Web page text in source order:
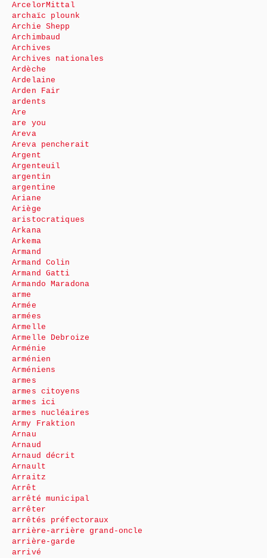
ArcelorMittal
archaïc plounk
Archie Shepp
Archimbaud
Archives
Archives nationales
Ardèche
Ardelaine
Arden Fair
ardents
Are
are you
Areva
Areva pencherait
Argent
Argenteuil
argentin
argentine
Ariane
Ariège
aristocratiques
Arkana
Arkema
Armand
Armand Colin
Armand Gatti
Armando Maradona
arme
Armée
armées
Armelle
Armelle Debroize
Arménie
arménien
Arméniens
armes
armes citoyens
armes ici
armes nucléaires
Army Fraktion
Arnau
Arnaud
Arnaud décrit
Arnault
Arraitz
Arrêt
arrêté municipal
arrêter
arrêtés préfectoraux
arrière-arrière grand-oncle
arrière-garde
arrivé